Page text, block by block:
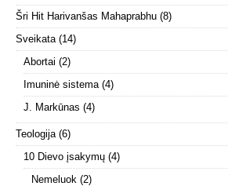
Šri Hit Harivanšas Mahaprabhu (8)
Sveikata (14)
Abortai (2)
Imuninė sistema (4)
J. Markūnas (4)
Teologija (6)
10 Dievo įsakymų (4)
Nemeluok (2)